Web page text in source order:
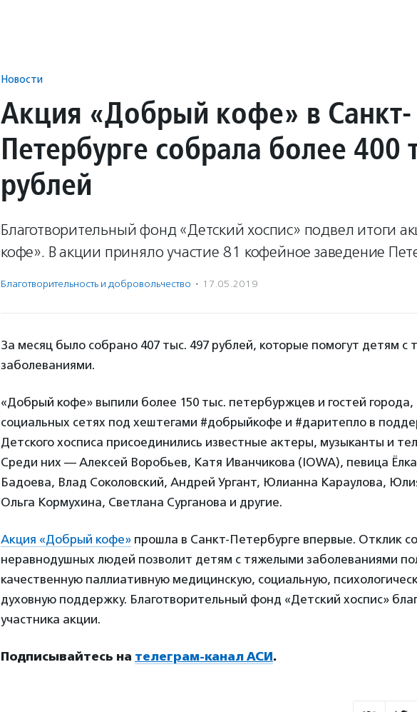
Новости
Акция «Добрый кофе» в Санкт-
Петербурге собрала более 400
рублей
Благотворительный фонд «Детский хоспис» подвел итоги
кофе». В акции приняло участие 81 кофейное заведение
Благотвори­тель­ность и доброволь­чест­во · 17.05.2019
За месяц было собрано 407 тыс. 497 рублей, которые помогут детям с
заболеваниями.
«Добрый кофе» выпили более 150 тыс. петербуржцев и гостей
социальных сетях под хештегами #добрыйкофе и #даритепло в
Детского хосписа присоединились известные актеры, музыканты и
Среди них — Алексей Воробьев, Катя Иванчикова (IOWA), певица
Бадоева, Влад Соколовский, Андрей Ургант, Юлианна Караулова,
Ольга Кормухина, Светлана Сурганова и другие.
Акция «Добрый кофе» прошла в Санкт-Петербурге впервые. Отклик
неравнодушных людей позволит детям с тяжелыми заболеваниями
качественную паллиативную медицинскую, социальную,
духовную поддержку. Благотворительный фонд «Детский хоспис»
участника акции.
Подписывайтесь на телеграм-канал АСИ.